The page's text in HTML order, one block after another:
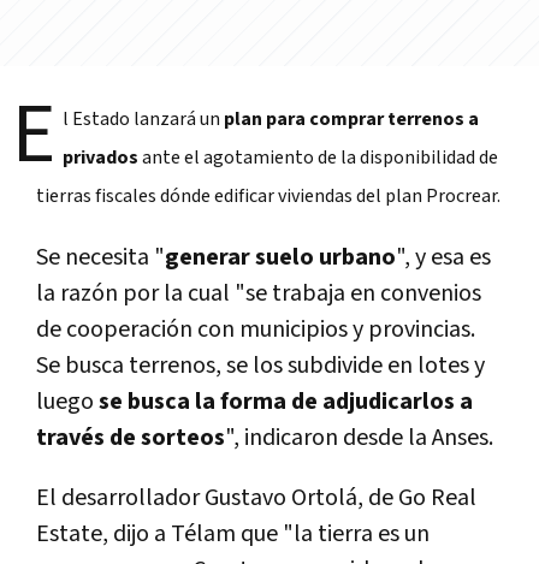
E l Estado lanzará un plan para comprar terrenos a
privadosante el agotamiento de la disponibilidad de
tierras fiscales dónde edificar viviendas del plan Procrear.
Se necesita "generar suelo urbano", y esa es
la razón por la cual "se trabaja en convenios
de cooperación con municipios y provincias.
Se busca terrenos, se los subdivide en lotes y
luegose busca la forma de adjudicarlos a
través de sorteos", indicaron desde la Anses.
El desarrollador Gustavo Ortolá, de Go Real
Estate, dijo a Télam que "la tierra es un